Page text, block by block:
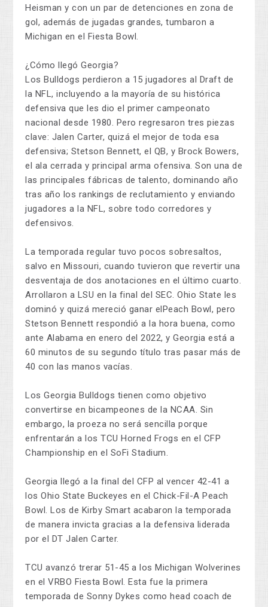
Heisman y con un par de detenciones en zona de
gol, además de jugadas grandes, tumbaron a
Michigan en el Fiesta Bowl.
¿Cómo llegó Georgia?
Los Bulldogs perdieron a 15 jugadores al Draft de
la NFL, incluyendo a la mayoría de su histórica
defensiva que les dio el primer campeonato
nacional desde 1980. Pero regresaron tres piezas
clave: Jalen Carter, quizá el mejor de toda esa
defensiva; Stetson Bennett, el QB, y Brock Bowers,
el ala cerrada y principal arma ofensiva. Son una de
las principales fábricas de talento, dominando año
tras año los rankings de reclutamiento y enviando
jugadores a la NFL, sobre todo corredores y
defensivos.
La temporada regular tuvo pocos sobresaltos,
salvo en Missouri, cuando tuvieron que revertir una
desventaja de dos anotaciones en el último cuarto.
Arrollaron a LSU en la final del SEC. Ohio State les
dominó y quizá mereció ganar elPeach Bowl, pero
Stetson Bennett respondió a la hora buena, como
ante Alabama en enero del 2022, y Georgia está a
60 minutos de su segundo título tras pasar más de
40 con las manos vacías.
Los Georgia Bulldogs tienen como objetivo
convertirse en bicampeones de la NCAA. Sin
embargo, la proeza no será sencilla porque
enfrentarán a los TCU Horned Frogs en el CFP
Championship en el SoFi Stadium.
Georgia llegó a la final del CFP al vencer 42-41 a
los Ohio State Buckeyes en el Chick-Fil-A Peach
Bowl. Los de Kirby Smart acabaron la temporada
de manera invicta gracias a la defensiva liderada
por el DT Jalen Carter.
TCU avanzó trerar 51-45 a los Michigan Wolverines
en el VRBO Fiesta Bowl. Esta fue la primera
temporada de Sonny Dykes como head coach de